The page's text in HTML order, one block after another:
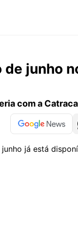
junho
com a
já está